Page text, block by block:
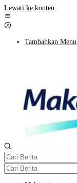
Lewati ke konten
Tambahkan Menu